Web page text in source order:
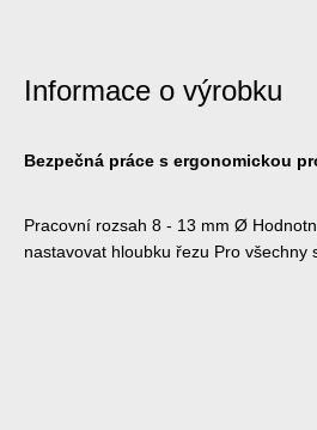
Informace o výrobku
Bezpečná práce s ergonomickou
Pracovní rozsah 8 - 13 mm Ø
nastavovat hloubku řezu Pro všechny